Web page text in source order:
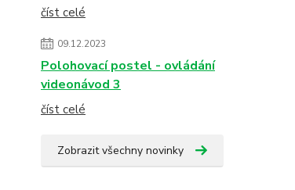
číst celé
09.12.2023
Polohovací postel - ovládání
videonávod 3
číst celé
Zobrazit všechny novinky